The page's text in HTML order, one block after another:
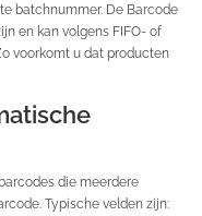
batchnummer. De Barcode
en kan volgens FIFO- of
voorkomt u dat producten
die meerdere
Typische velden zijn: